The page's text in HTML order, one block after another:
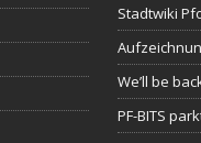
Stadtwiki
We’ll be
PF-BITS